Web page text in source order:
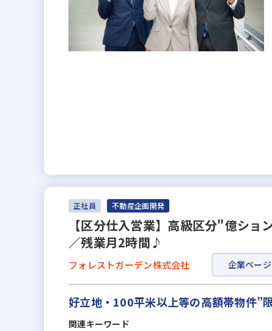
正社員 不動産企画開発
【区分仕入営業】高級区分"億シ
／残業月2時間♪
フォレストガーデン株式会社 企業ページ
好立地・100平米以上等の高額帯物件”
関連キーワード